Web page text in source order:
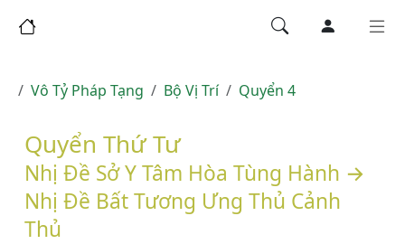
Vô Tỷ Pháp Tạng Bộ Vị Trí Quyển 4
Quyển Thứ Tư
Nhị Đề Sở Y Tâm Hòa Tùng Hành →
Nhị Ðề Bất Tương Ưng Thủ Cảnh
Thủ